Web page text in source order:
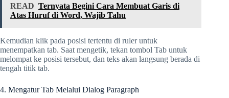
READ Ternyata Begini Cara Membuat Garis di
Atas Huruf di Word, Wajib Tahu
Kemudian klik pada posisi tertentu di ruler untuk
menempatkan tab. Saat mengetik, tekan tombol Tab untuk
melompat ke posisi tersebut, dan teks akan langsung berada di
tengah titik tab.
4. Mengatur Tab Melalui Dialog Paragraph